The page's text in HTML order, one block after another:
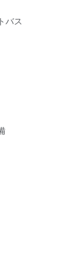
バス